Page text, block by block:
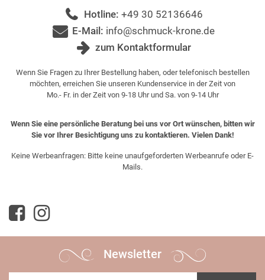
Hotline: +49 30 52136646
E-Mail: info@schmuck-krone.de
zum Kontaktformular
Wenn Sie Fragen zu Ihrer Bestellung haben, oder telefonisch bestellen
möchten, erreichen Sie unseren Kundenservice in der Zeit von
Mo.- Fr. in der Zeit von 9-18 Uhr und Sa. von 9-14 Uhr
Wenn Sie eine persönliche Beratung bei uns vor Ort wünschen, bitten wir
Sie vor Ihrer Besichtigung uns zu kontaktieren. Vielen Dank!
Keine Werbeanfragen: Bitte keine unaufgeforderten Werbeanrufe oder E-
Mails.
Newsletter